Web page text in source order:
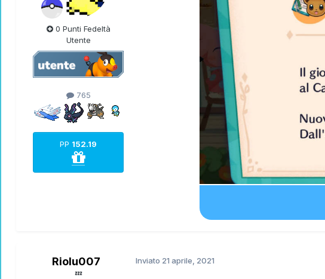
0 Punti Fedeltà
Utente
765
PP 152.19
Riolu007
💤
Inviato 21 aprile, 2021